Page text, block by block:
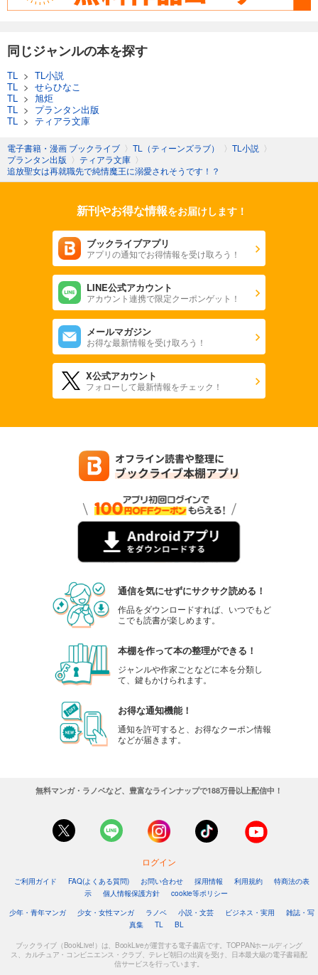
同じジャンルの本を探す
TL > TL小説
TL > せらひなこ
TL > 旭炬
TL > プランタン出版
TL > ティアラ文庫
電子書籍・漫画 ブックライブ 〉 TL（ティーンズラブ） 〉 TL小説 〉
プランタン出版 〉 ティアラ文庫 〉
追放聖女は再就職先で純情魔王に溺愛されそうです！？
新刊やお得な情報をお届けします！
ブックライブアプリ
アプリの通知でお得情報を受け取ろう！
LINE公式アカウント
アカウント連携で限定クーポンゲット！
メールマガジン
お得な最新情報を受け取ろう！
X公式アカウント
フォローして最新情報をチェック！
通信を気にせずにサクサク読める！
作品をダウンロードすれば、いつでもど
こでも読書が楽しめます。
本棚を作って本の整理ができる！
ジャンルや作家ごとなどに本を分類し
て、鍵もかけられます。
お得な通知機能！
通知を許可すると、お得なクーポン情報
などが届きます。
無料マンガ・ラノベなど、豊富なラインナップで188万冊以上配信中！
ログイン
ご利用ガイド FAQ(よくある質問) お問い合わせ 採用情報 利用規約
特商法の表
示
個人情報保護方針
cookie等ポリシー
少年・青年マンガ
少女・女性マンガ ラノベ 小説・文芸 ビジネス・実用
雑誌・写
真集
TL BL
ブックライブ（BookLive!）は、BookLiveが運営する電子書店です。TOPPANホールディング
ス、カルチュア・コンビニエンス・クラブ、テレビ朝日の出資を受け、日本最大級の電子書籍配
信サービスを行っています。